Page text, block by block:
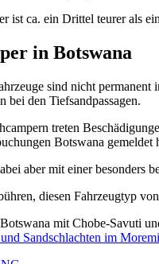
ist ca. ein Drittel teurer als
in Botswana
sind nicht
bei den Tiefsandpassagen.
treten
Botswana gemeldet
aber mit einer besonders
diesen Fahrzeugtyp
mit Chobe-Savuti
Sandschlachten im